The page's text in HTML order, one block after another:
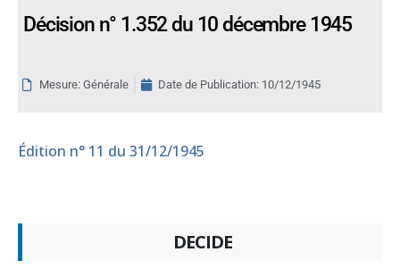
Décision n° 1.352 du 10 décembre 1945
Mesure: Générale Date de Publication: 10/12/1945
Édition n° 11 du 31/12/1945
DECIDE